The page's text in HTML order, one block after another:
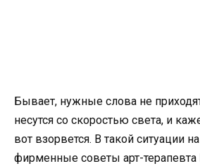
Бывает, нужные слова не
несутся со скоростью света, и
вот взорвется. В такой ситуации
фирменные советы арт-терапевта